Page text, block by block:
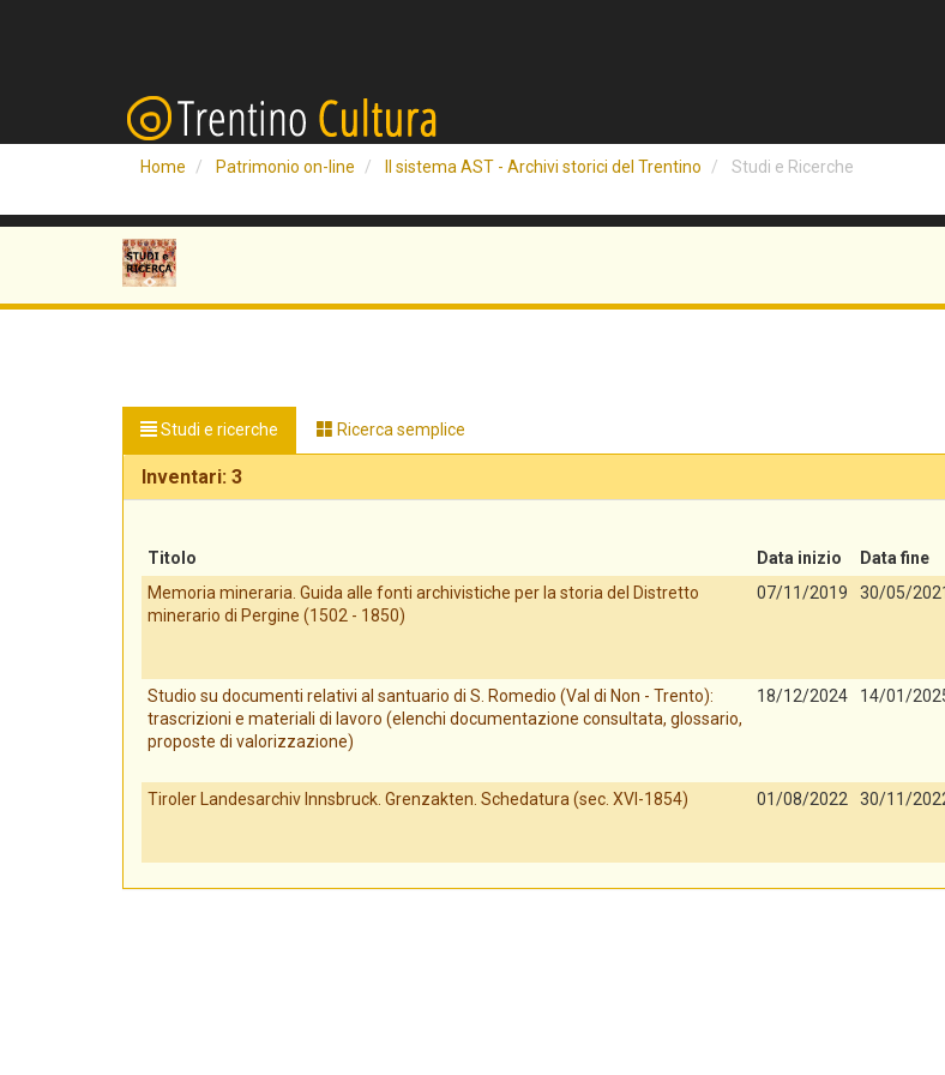
Home Patrimonio on-line Il sistema AST - Archivi storici del Trentino Studi e Ricerche
Studi e ricerche Ricerca semplice
Inventari: 3
Titolo Data inizio Data fine
Memoria mineraria. Guida alle fonti archivistiche per la storia del Distretto
minerario di Pergine (1502 - 1850)
07/11/2019 30/05/
Studio su documenti relativi al santuario di S. Romedio (Val di Non - Trento):
trascrizioni e materiali di lavoro (elenchi documentazione consultata, glossario,
proposte di valorizzazione)
18/12/2024 14/01/
Tiroler Landesarchiv Innsbruck. Grenzakten. Schedatura (sec. XVI-1854) 01/08/2022 30/11/